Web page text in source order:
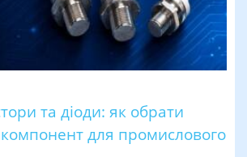
та діоди: як обрати
для промислового